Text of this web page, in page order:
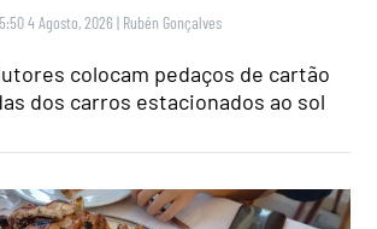
4 Agosto, 2026 | Rubén Gonçalves
colocam pedaços de cartão
dos carros estacionados ao sol